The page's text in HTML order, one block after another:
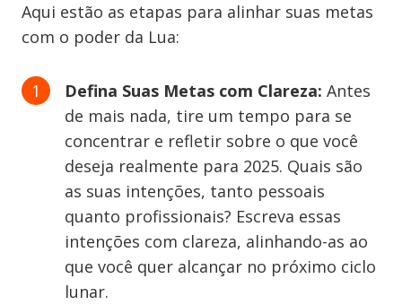
Aqui estão as etapas para alinhar suas metas
com o poder da Lua:
Defina Suas Metas com Clareza: Antes
de mais nada, tire um tempo para se
concentrar e refletir sobre o que você
deseja realmente para 2025. Quais são
as suas intenções, tanto pessoais
quanto profissionais? Escreva essas
intenções com clareza, alinhando-as ao
que você quer alcançar no próximo ciclo
lunar.